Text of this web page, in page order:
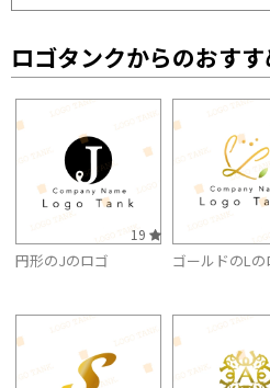
ロゴタンクからのおす
19
円形のJのロゴ ゴールドのLの